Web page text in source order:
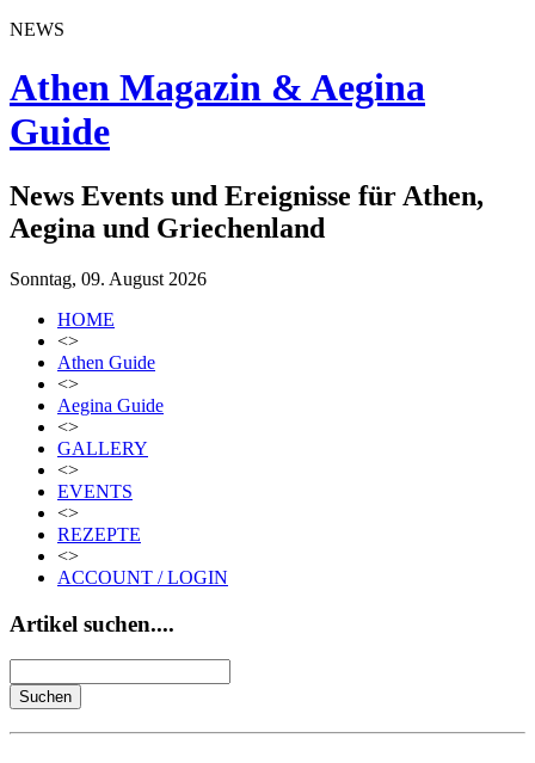
NEWS
Athen Magazin & Aegina
Guide
News Events und Ereignisse für Athen,
Aegina und Griechenland
Sonntag, 09. August 2026
HOME
<>
Athen Guide
<>
Aegina Guide
<>
GALLERY
<>
EVENTS
<>
REZEPTE
<>
ACCOUNT / LOGIN
Artikel suchen....